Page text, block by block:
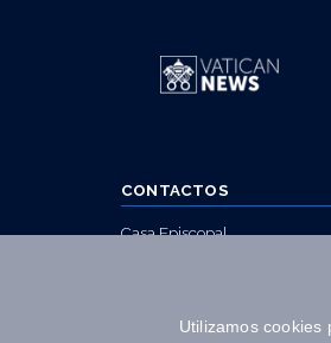
Utilizamos cookies
CONTACTOS
Casa Episcopal
T. 223 392 330 (Chamada